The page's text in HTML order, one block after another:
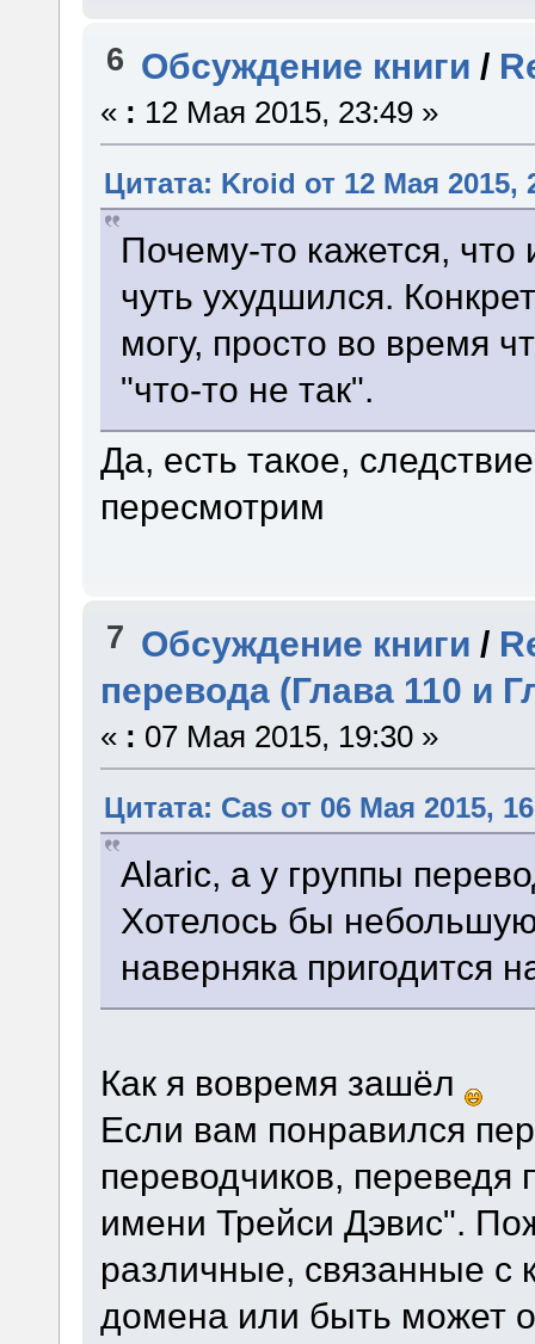
6 Обсуждение книги /
« : 12 Мая 2015, 23:49 »
Цитата: Kroid от 12 Мая 2015,
Почему-то кажется,
чуть ухудшился.
могу, просто во время
"что-то не так".
Да, есть такое,
пересмотрим
7 Обсуждение книги /
перевода (Глава 110 и
« : 07 Мая 2015, 19:30 »
Цитата: Cas от 06 Мая 2015,
Alaric, а у группы
Хотелось бы
наверняка пригодится
Как я вовремя зашёл
Если вам понравился
переводчиков,
имени Трейси Дэвис".
различные, связанные с
домена или быть может